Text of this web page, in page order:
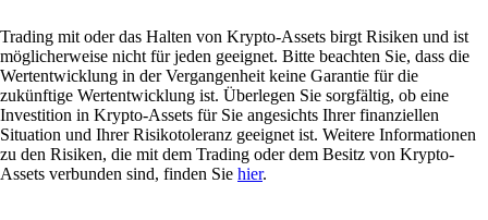
Trading mit oder das Halten von Krypto-Assets birgt Risiken und ist
möglicherweise nicht für jeden geeignet. Bitte beachten Sie, dass die
Wertentwicklung in der Vergangenheit keine Garantie für die
zukünftige Wertentwicklung ist. Überlegen Sie sorgfältig, ob eine
Investition in Krypto-Assets für Sie angesichts Ihrer finanziellen
Situation und Ihrer Risikotoleranz geeignet ist. Weitere Informationen
zu den Risiken, die mit dem Trading oder dem Besitz von Krypto-
Assets verbunden sind, finden Sie hier.